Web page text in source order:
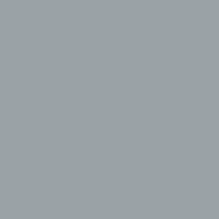
persönliche Aspekte, die sich auf eine natürliche Person
zu bewerten, insbesondere, um Aspekte bezüglich